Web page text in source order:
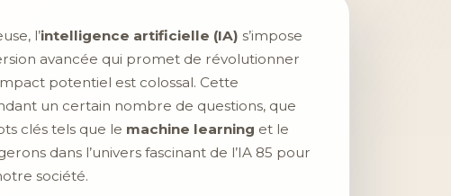
l’intelligence artificielle (IA) s’impose
avancée qui promet de révolutionner
potentiel est colossal. Cette
un certain nombre de questions, que
clés tels que le machine learning et le
dans l’univers fascinant de l’IA 85 pour
société.